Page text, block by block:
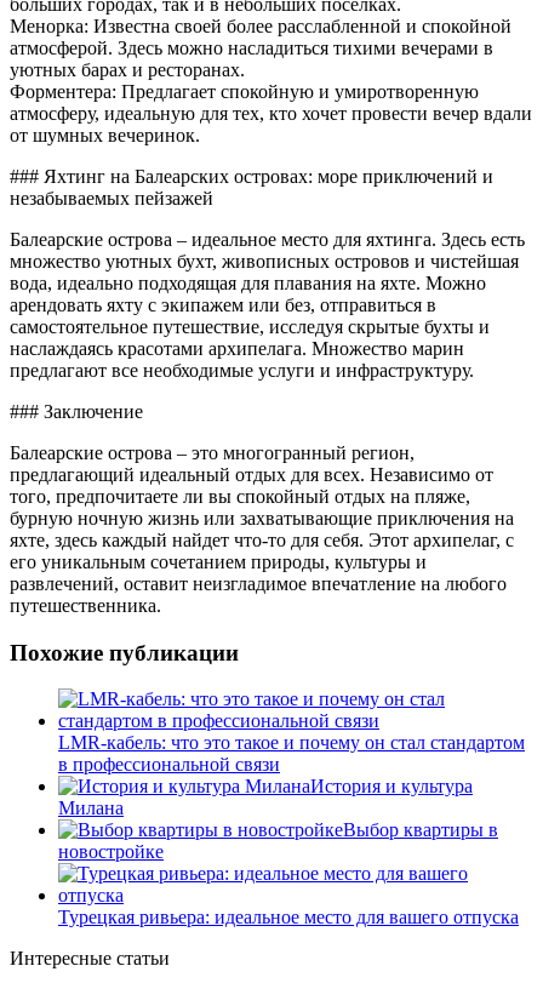
больших городах, так и в небольших поселках.
Менорка: Известна своей более расслабленной и спокойной
атмосферой. Здесь можно насладиться тихими вечерами в
уютных барах и ресторанах.
Форментера: Предлагает спокойную и умиротворенную
атмосферу, идеальную для тех, кто хочет провести вечер вдали
от шумных вечеринок.
### Яхтинг на Балеарских островах: море приключений и
незабываемых пейзажей
Балеарские острова – идеальное место для яхтинга. Здесь есть
множество уютных бухт, живописных островов и чистейшая
вода, идеально подходящая для плавания на яхте. Можно
арендовать яхту с экипажем или без, отправиться в
самостоятельное путешествие, исследуя скрытые бухты и
наслаждаясь красотами архипелага. Множество марин
предлагают все необходимые услуги и инфраструктуру.
### Заключение
Балеарские острова – это многогранный регион,
предлагающий идеальный отдых для всех. Независимо от
того, предпочитаете ли вы спокойный отдых на пляже,
бурную ночную жизнь или захватывающие приключения на
яхте, здесь каждый найдет что-то для себя. Этот архипелаг, с
его уникальным сочетанием природы, культуры и
развлечений, оставит неизгладимое впечатление на любого
путешественника.
Похожие публикации
LMR-кабель: что это такое и почему он стал стандартом
в профессиональной связи
История и культура
Милана
Выбор квартиры в
новостройке
Турецкая ривьера: идеальное место для вашего отпуска
Интересные статьи